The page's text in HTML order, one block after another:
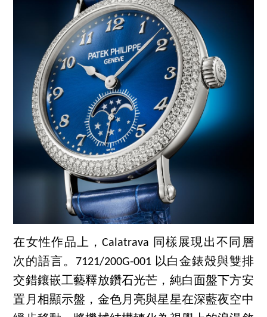
在女性作品上，Calatrava 同樣展現出不同層
次的語言。7121/200G-001 以白金錶殼與雙排
交錯鑲嵌工藝釋放鑽石光芒，純白面盤下方安
置月相顯示盤，金色月亮與星星在深藍夜空中